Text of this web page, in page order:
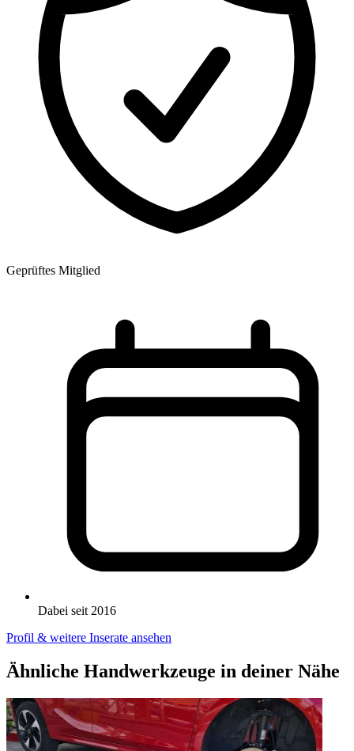
Geprüftes Mitglied
Dabei seit 2016
Profil & weitere Inserate ansehen
Ähnliche Handwerkzeuge in deiner Nähe